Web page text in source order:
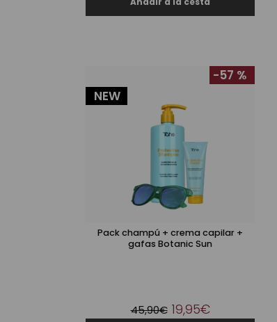
Pack champú + crema capilar +
gafas Botanic Sun
NEW
-57 %
45,90€ 19,95€